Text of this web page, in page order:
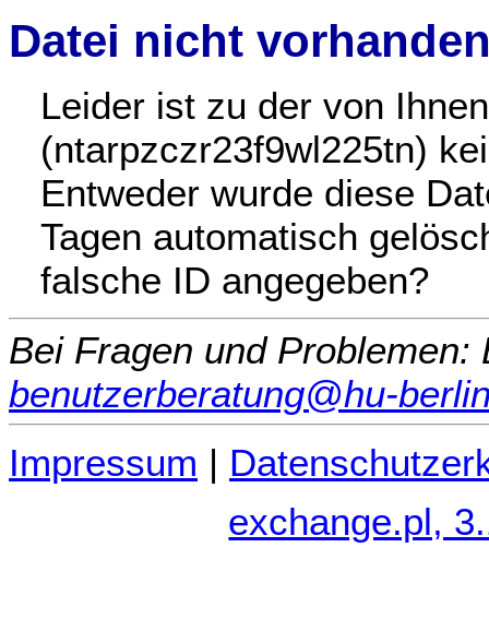
Datei nicht
Leider ist zu der von
(ntarpzczr23f9wl225tn)
Entweder wurde diese
Tagen automatisch
falsche ID angegeben?
Bei Fragen und
benutzerberatung@hu-
Impressum |
exchange.pl,